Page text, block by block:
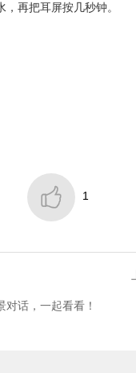
再把耳屏按几秒钟。
 1
话，一起看看！